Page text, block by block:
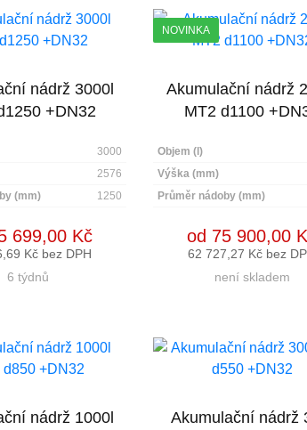
nádrž 3000l
+DN32
3000
2576
(mm)
1250
699,00 Kč
Kč bez DPH
6 týdnů
NOVINKA
Akumulační nádrž
MT2 d1100
Objem (l)
Výška (mm)
Průměr nádoby (mm)
od 75 900,00
62 727,27 Kč bez
není skladem
nádrž 1000l
Akumulační nádrž